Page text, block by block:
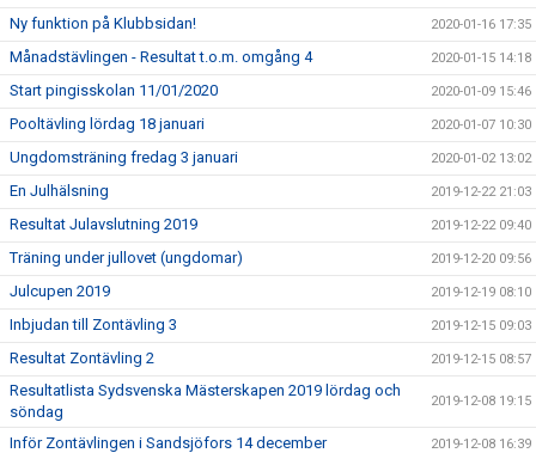
Ny funktion på Klubbsidan! 2020-01-16 17:35
Månadstävlingen - Resultat t.o.m. omgång 4 2020-01-15 14:18
Start pingisskolan 11/01/2020 2020-01-09 15:46
Pooltävling lördag 18 januari 2020-01-07 10:30
Ungdomsträning fredag 3 januari 2020-01-02 13:02
En Julhälsning 2019-12-22 21:03
Resultat Julavslutning 2019 2019-12-22 09:40
Träning under jullovet (ungdomar) 2019-12-20 09:56
Julcupen 2019 2019-12-19 08:10
Inbjudan till Zontävling 3 2019-12-15 09:03
Resultat Zontävling 2 2019-12-15 08:57
Resultatlista Sydsvenska Mästerskapen 2019 lördag och
söndag
2019-12-08 19:15
Inför Zontävlingen i Sandsjöfors 14 december 2019-12-08 16:39